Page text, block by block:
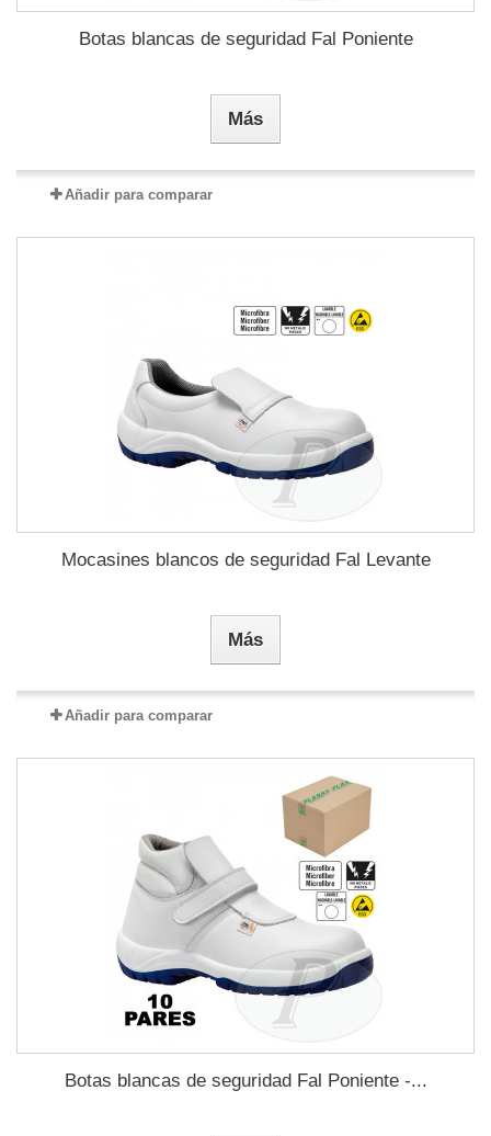
Botas blancas de seguridad Fal Poniente
Más
Añadir para comparar
Mocasines blancos de seguridad Fal Levante
Más
Añadir para comparar
Botas blancas de seguridad Fal Poniente -...